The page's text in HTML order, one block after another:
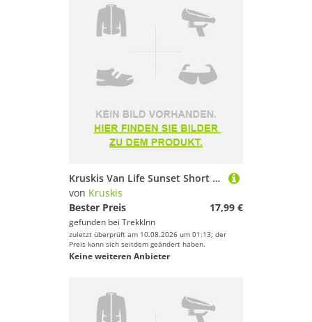
Kruskis Van Life Sunset Short Sleeve T-shirt Schwarz 2XL Mann
von Kruskis
Bester Preis
17,99 €
gefunden bei TrekkInn
zuletzt überprüft am 10.08.2026 um 01:13; der
Preis kann sich seitdem geändert haben.
Keine weiteren Anbieter